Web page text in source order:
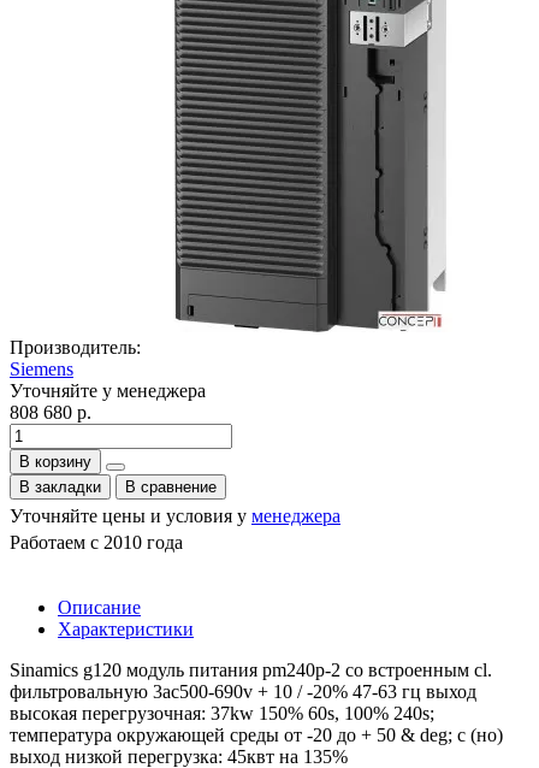
Производитель:
Siemens
Уточняйте у менеджера
808 680 р.
В корзину
В закладки
В сравнение
Уточняйте цены и условия у менеджера
Работаем с 2010 года
Описание
Характеристики
Sinamics g120 модуль питания pm240p-2 со встроенным cl.
фильтровальную 3ac500-690v + 10 / -20% 47-63 гц выход
высокая перегрузочная: 37kw 150% 60s, 100% 240s;
температура окружающей среды от -20 до + 50 & deg; с (но)
выход низкой перегрузка: 45квт на 135%